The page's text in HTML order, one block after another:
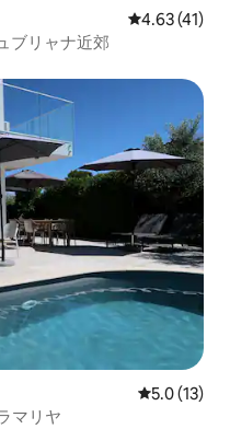
レビュー41
4.63 (41)
ブリャナ近郊
レビュー13
5.0 (13)
マリヤ